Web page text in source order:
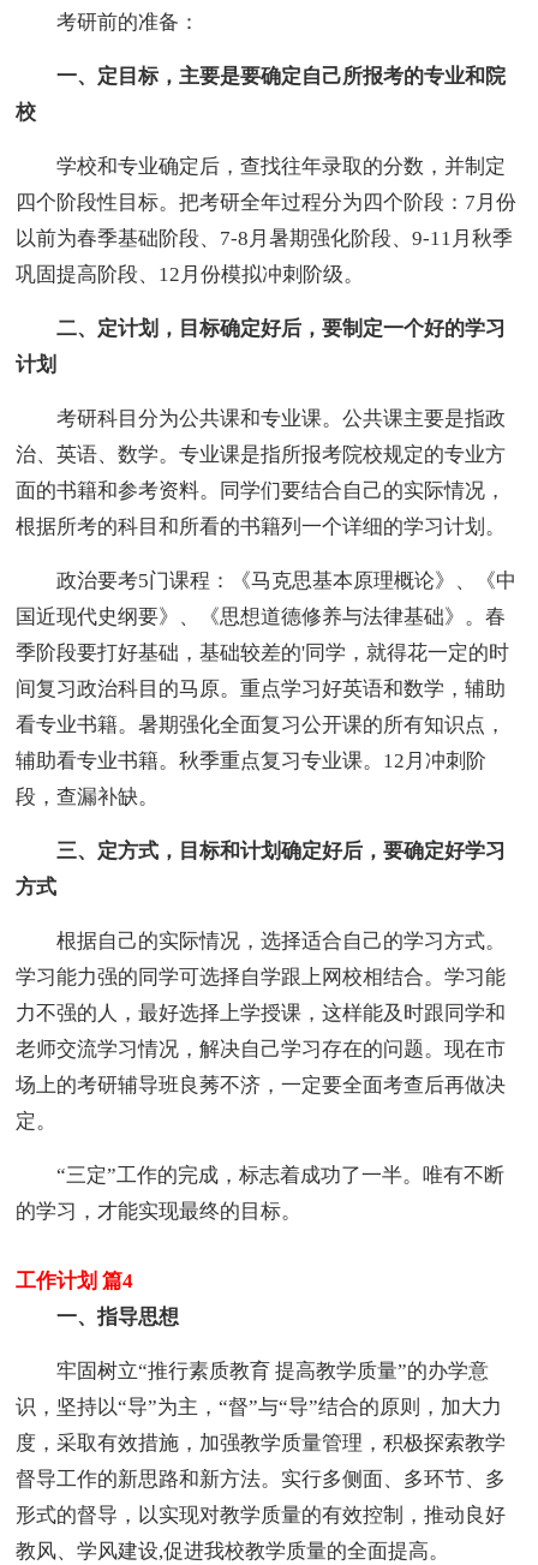
考研前的准备：
一、定目标，主要是要确定自己所报考的专业和院
校
学校和专业确定后，查找往年录取的分数，并制定
四个阶段性目标。把考研全年过程分为四个阶段：7月份
以前为春季基础阶段、7-8月暑期强化阶段、9-11月秋季
巩固提高阶段、12月份模拟冲刺阶级。
二、定计划，目标确定好后，要制定一个好的学习
计划
考研科目分为公共课和专业课。公共课主要是指政
治、英语、数学。专业课是指所报考院校规定的专业方
面的书籍和参考资料。同学们要结合自己的实际情况，
根据所考的科目和所看的书籍列一个详细的学习计划。
政治要考5门课程：《马克思基本原理概论》、《中
国近现代史纲要》、《思想道德修养与法律基础》。春
季阶段要打好基础，基础较差的'同学，就得花一定的时
间复习政治科目的马原。重点学习好英语和数学，辅助
看专业书籍。暑期强化全面复习公开课的所有知识点，
辅助看专业书籍。秋季重点复习专业课。12月冲刺阶
段，查漏补缺。
三、定方式，目标和计划确定好后，要确定好学习
方式
根据自己的实际情况，选择适合自己的学习方式。
学习能力强的同学可选择自学跟上网校相结合。学习能
力不强的人，最好选择上学授课，这样能及时跟同学和
老师交流学习情况，解决自己学习存在的问题。现在市
场上的考研辅导班良莠不济，一定要全面考查后再做决
定。
“三定”工作的完成，标志着成功了一半。唯有不断
的学习，才能实现最终的目标。
工作计划 篇4
一、指导思想
牢固树立“推行素质教育 提高教学质量”的办学意
识，坚持以“导”为主，“督”与“导”结合的原则，加大力
度，采取有效措施，加强教学质量管理，积极探索教学
督导工作的新思路和新方法。实行多侧面、多环节、多
形式的督导，以实现对教学质量的有效控制，推动良好
教风、学风建设,促进我校教学质量的全面提高。